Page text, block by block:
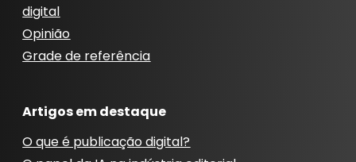
digital
Opinião
Grade de referência
Artigos em destaque
O que é publicação digital?